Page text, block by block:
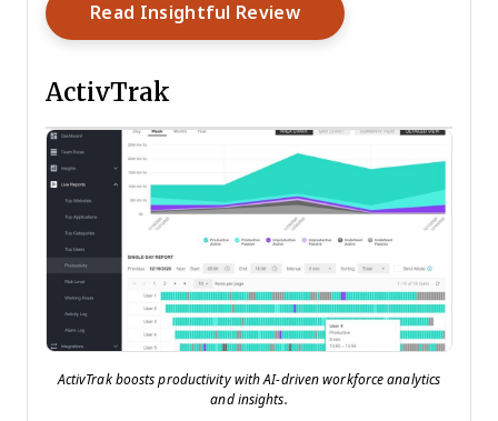
Read Insightful ReviewOpens New Window
ActivTrak
ActivTrak boosts productivity with AI-driven workforce analytics
and insights.